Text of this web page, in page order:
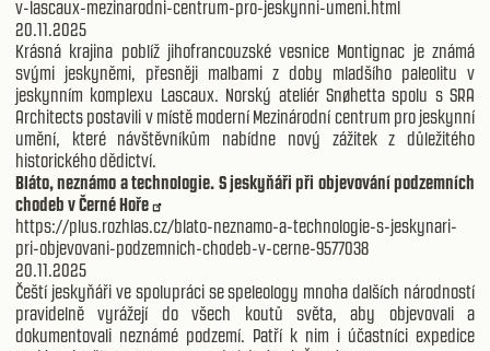
v-lascaux-mezinarodni-centrum-pro-jeskynni-umeni.html
20.11.2025
Krásná krajina poblíž jihofrancouzské vesnice Montignac je známá
svými jeskyněmi, přesněji malbami z doby mladšího paleolitu v
jeskynním komplexu Lascaux. Norský ateliér Snøhetta spolu s SRA
Architects postavili v místě moderní Mezinárodní centrum pro jeskynní
umění, které návštěvníkům nabídne nový zážitek z důležitého
historického dědictví.
Bláto, neznámo a technologie. S jeskyňáři při objevování podzemních
chodeb v Černé Hoře
https://plus.rozhlas.cz/blato-neznamo-a-technologie-s-jeskynari-
pri-objevovani-podzemnich-chodeb-v-cerne-9577038
20.11.2025
Čeští jeskyňáři ve spolupráci se speleology mnoha dalších národností
pravidelně vyrážejí do všech koutů světa, aby objevovali a
dokumentovali neznámé podzemí. Patří k nim i účastníci expedice